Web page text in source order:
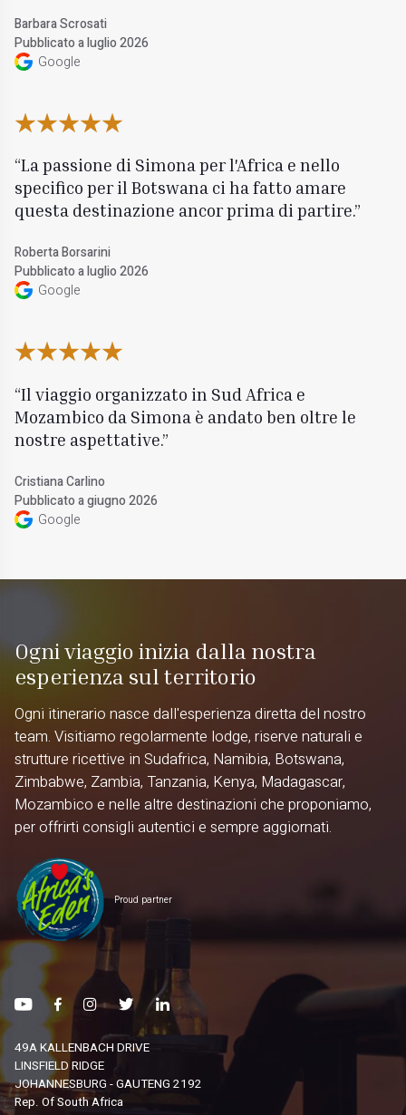
Barbara Scrosati
Pubblicato a luglio 2026
Google
La passione di Simona per l'Africa e nello
specifico per il Botswana ci ha fatto amare
questa destinazione ancor prima di partire.
Roberta Borsarini
Pubblicato a luglio 2026
Google
Il viaggio organizzato in Sud Africa e
Mozambico da Simona è andato ben oltre le
nostre aspettative.
Cristiana Carlino
Pubblicato a giugno 2026
Google
Ogni viaggio inizia dalla nostra
esperienza sul territorio
Ogni itinerario nasce dall'esperienza diretta del nostro
team. Visitiamo regolarmente lodge, riserve naturali e
strutture ricettive in Sudafrica, Namibia, Botswana,
Zimbabwe, Zambia, Tanzania, Kenya, Madagascar,
Mozambico e nelle altre destinazioni che proponiamo,
per offrirti consigli autentici e sempre aggiornati.
Proud partner
49A KALLENBACH DRIVE
LINSFIELD RIDGE
JOHANNESBURG - GAUTENG 2192
Rep. Of South Africa